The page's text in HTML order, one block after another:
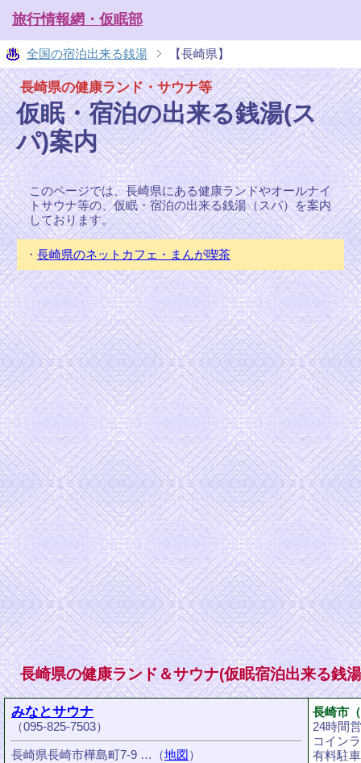
長崎県の健康ランド・サウナ等
仮眠・宿泊の出来る銭湯(ス
パ)案内
このページでは、長崎県にある健康ランドやオールナイ
トサウナ等の、仮眠・宿泊の出来る銭湯（スパ）を案内
しております。
・ 長崎県のネットカフェ・まんが喫茶
長崎県の健康ランド＆サウナ(仮眠宿泊出来る銭
みなとサウナ
（095-825-7503）
長崎県長崎市樺島町7-9 …（地図）
長崎市
24時間
コイン
有料駐
旅行情報網・仮眠部
全国の宿泊出来る銭湯 【長崎県】